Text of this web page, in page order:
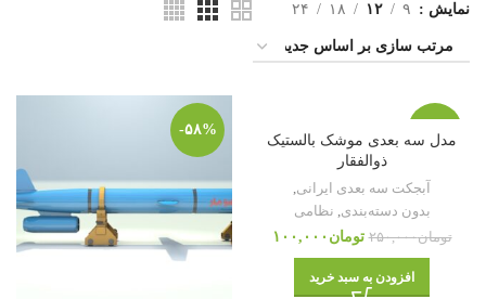
نمایش ۹ ۱۲ ۱۸ ۲۴
-۶۰%
مدل سه بعدی موشک بالستیک
ذوالفقار
آبجکت سه بعدی ایرانی,
بدون دسته‌بندی, نظامی
تومان۲۵۰,۰۰۰ تومان ۱۰۰,۰۰۰
افزودن به سبد خرید
-۵۸%